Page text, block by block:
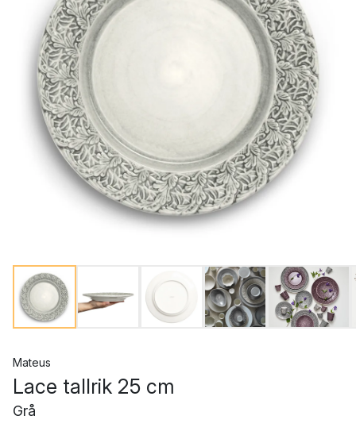
Mateus
Lace tallrik 25 cm
Grå